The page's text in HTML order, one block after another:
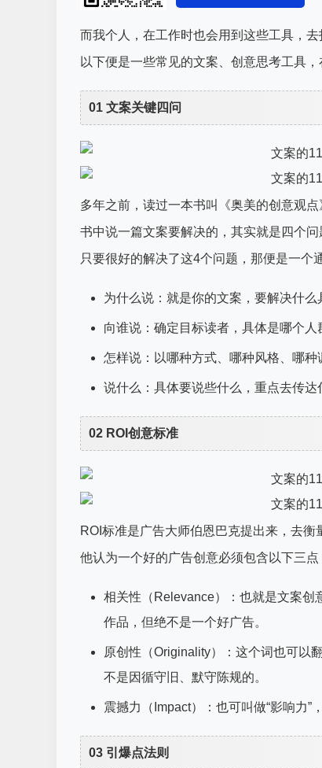
而我个人，在工作时也会用到这些工具，
以下便是一些常见的文案、创意思考工具，
01 文案关键四问
多年之前，读过一本书叫《奥美的创意观点
书中说一篇文案要解决的，其实就是四个问
只要很好的解决了这4个问题，那便是一个
为什么说：就是你的文案，要解决什么
向谁说：确定目标读者，具体是哪个人
怎样说：以哪种方式、哪种风格、哪
说什么：具体要说些什么，重点去传达
02 ROI创意标准
ROI标准是广告大师伯恩巴克提出来，去衡
他认为一个好的广告创意必须包含以下三点
相关性（Relevance）：也就是文案创
作品，但绝不是一个好广告。
原创性（Originality）：这个词也可以
不是因循守旧、默守陈规的。
震撼力（Impact）：也可叫做“影响力”
03 引爆点法则